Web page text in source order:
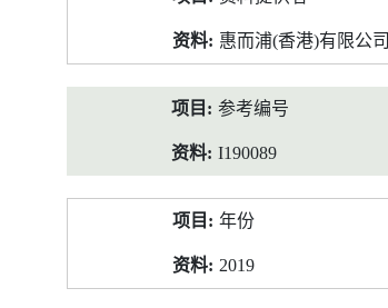
料
惠而浦(香港)有限公司
参考编号
I190089
年份
2019